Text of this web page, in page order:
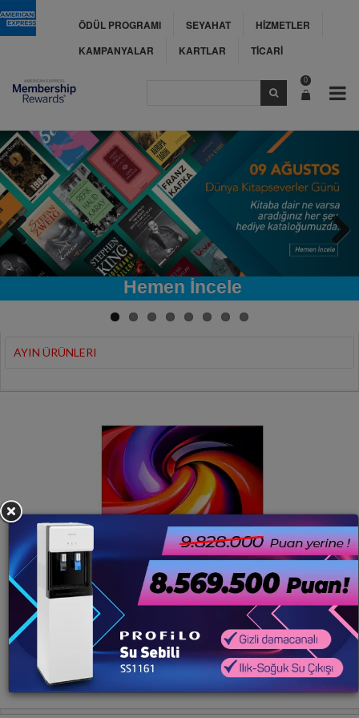
ÖDÜL PROGRAMI SEYAHAT
HİZMETLER
KAMPANYALAR
KARTLAR TİCARİ
0
Hemen İncele
Previous
AYIN ÜRÜNLERI
HEMEN SATIN AL
iFFALCON 75U65 4K UHD 75" Led Tv
32.461.282
Membership Rewards Puanı